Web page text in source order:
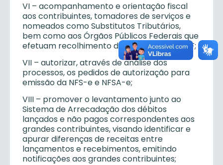
VI – acompanhamento e orientação fiscal
aos contribuintes, tomadores de serviços e
nomeados como Substitutos Tributários,
bem como aos Órgãos Públicos Federais que
efetuam recolhimento do ISS Retido via SIAF;
VII – autorizar, através de análise dos
processos, os pedidos de autorização para
emissão da NFS-e e NFSA-e;
VIII – promover o levantamento junto ao
Sistema de Arrecadação dos débitos
lançados e não pagos correspondentes aos
grandes contribuintes, visando identificar e
apurar diferenças de receitas entre
lançamentos e recebimentos, emitindo
notificações aos grandes contribuintes;